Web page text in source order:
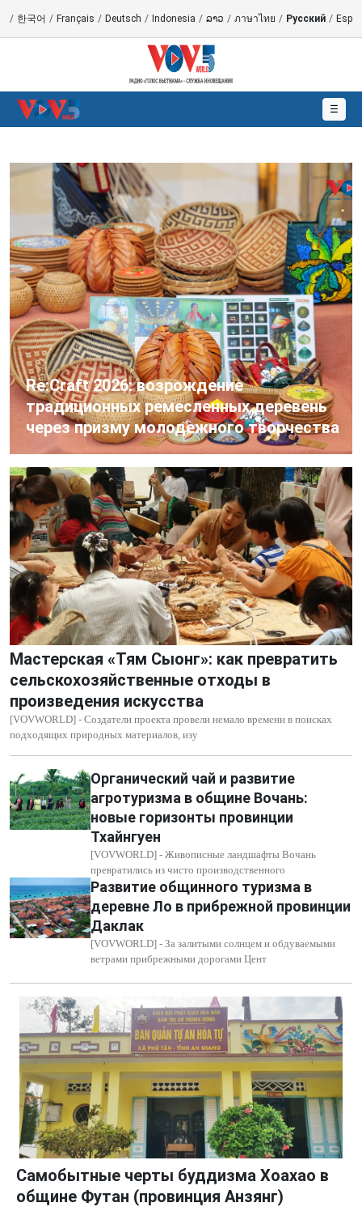
/ 한국어 / Français / Deutsch / Indonesia / ລາວ / ภาษาไทย / Русский /
☰
Re:Craft 2026: возрождение
традиционных ремесленных деревень
через призму молодежного творчества
Мастерская «Тям Сыонг»: как превратить
сельскохозяйственные отходы в
произведения искусства
[VOVWORLD] - Создатели проекта провели немало времени в поисках
подходящих природных материалов, изу
Органический чай и развитие
агротуризма в общине Вочань:
новые горизонты провинции
Тхайнгуен
[VOVWORLD] - Живописные ландшафты Вочань
превратились из чисто производственного
Развитие общинного туризма в
деревне Ло в прибрежной провинции
Даклак
[VOVWORLD] - За залитыми солнцем и обдуваемыми
ветрами прибрежными дорогами Цент
Самобытные черты буддизма Хоахао в
общине Футан (провинция Анзянг)